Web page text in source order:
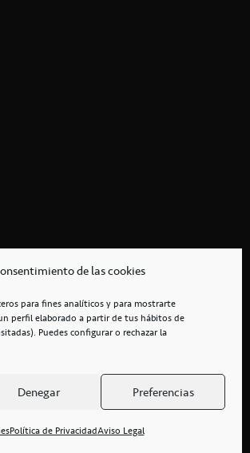
de las cookies
para fines analíticos y para mostrarte
perfil elaborado a partir de tus hábitos de
Puedes configurar o rechazar la
Denegar Preferencias
Política de PrivacidadAviso Legal